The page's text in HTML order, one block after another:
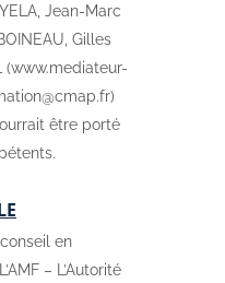
Jean-Marc
Gilles
(www.mediateur-
être porté
en
– L’Autorité